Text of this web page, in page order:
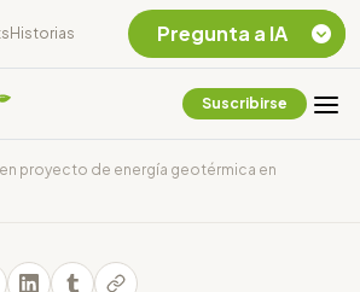
Historias
Suscribirse
en proyecto de energía geotérmica en
Pregunta a IA
Chevron Ecuador